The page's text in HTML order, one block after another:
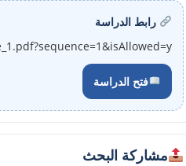
رابط الدراسة
فتح الدراسة
مشاركة البحث